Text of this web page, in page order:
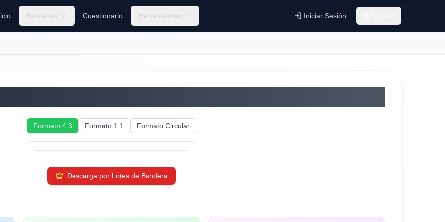
Banderas Cuestionario Herramientas Iniciar Sesión
Formato 4:3 Formato 1:1 Formato Circular
Descarga por Lotes de Bandera